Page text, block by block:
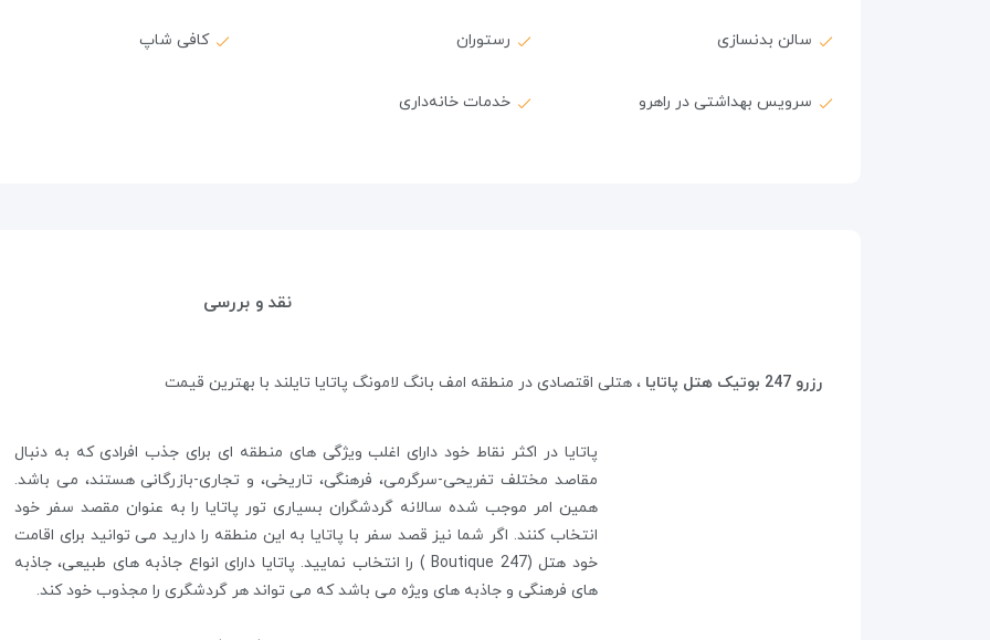
سالن بدنسازی رستوران کافی شاپ
سرویس بهداشتی در راهرو خدمات خانه‌داری
نقد و بررسی
رزرو 247 بوتیک هتل پاتایا ، هتلی اقتصادی در منطقه امف بانگ لامونگ پاتایا تایلند با بهترین قیمت
پاتایا در اکثر نقاط خود دارای اغلب ویژگی های منطقه ای برای جذب افرادی که به دنبال
مقاصد مختلف تفریحی-سرگرمی، فرهنگی، تاریخی، و تجاری-بازرگانی هستند، می باشد.
همین امر موجب شده سالانه گردشگران بسیاری تور پاتایا را به عنوان مقصد سفر خود
انتخاب کنند. اگر شما نیز قصد سفر با پاتایا به این منطقه را دارید می توانید برای اقامت
خود هتل (247 Boutique ) را انتخاب نمایید. پاتایا دارای انواع جاذبه های طبیعی، جاذبه
های فرهنگی و جاذبه های ویژه می باشد که می تواند هر گردشگری را مجذوب خود کند.